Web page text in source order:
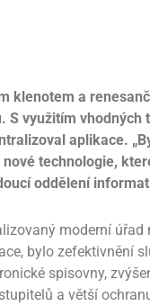
klenotem a
S využitím
aplikace.
technologie,
oddělení
moderní úřad
bylo zefektivnění
spisovny,
a větší